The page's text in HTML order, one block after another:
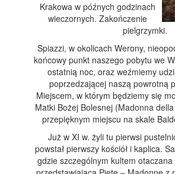
Krakowa w późnych godzinach
wieczornych. Zakończenie
pielgrzymki.
Spiazzi, w okolicach Werony,
końcowy punkt naszego pobytu we
ostatnią noc, oraz weźmiemy
poprzedzającej naszą powrotną
Miejscem, w którym będziemy się
Matki Bożej Bolesnej (Madonna
przepięknym miejscu na skale
Już w XI w. żyli tu pierwsi
powstał pierwszy kościół i kaplica.
gdzie szczególnym kultem